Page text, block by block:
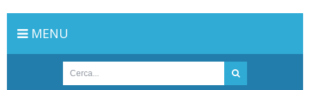
MENU